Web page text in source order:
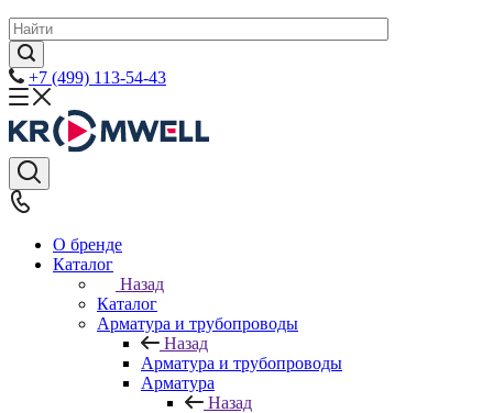
+7 (499) 113-54-43
О бренде
Каталог
Назад
Каталог
Арматура и трубопроводы
Назад
Арматура и трубопроводы
Арматура
Назад